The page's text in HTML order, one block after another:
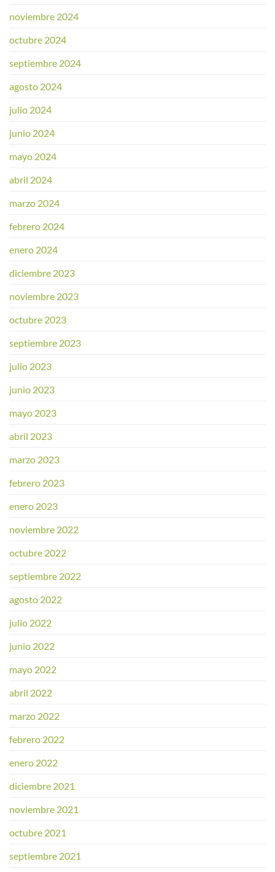
noviembre 2024
octubre 2024
septiembre 2024
agosto 2024
julio 2024
junio 2024
mayo 2024
abril 2024
marzo 2024
febrero 2024
enero 2024
diciembre 2023
noviembre 2023
octubre 2023
septiembre 2023
julio 2023
junio 2023
mayo 2023
abril 2023
marzo 2023
febrero 2023
enero 2023
noviembre 2022
octubre 2022
septiembre 2022
agosto 2022
julio 2022
junio 2022
mayo 2022
abril 2022
marzo 2022
febrero 2022
enero 2022
diciembre 2021
noviembre 2021
octubre 2021
septiembre 2021